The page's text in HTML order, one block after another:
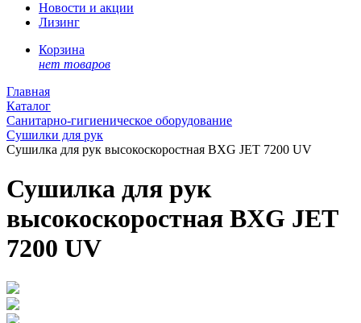
Новости и акции
Лизинг
Корзина
нет товаров
Главная
Каталог
Санитарно-гигиеническое оборудование
Сушилки для рук
Сушилка для рук высокоскоростная BXG JET 7200 UV
Сушилка для рук
высокоскоростная BXG JET
7200 UV